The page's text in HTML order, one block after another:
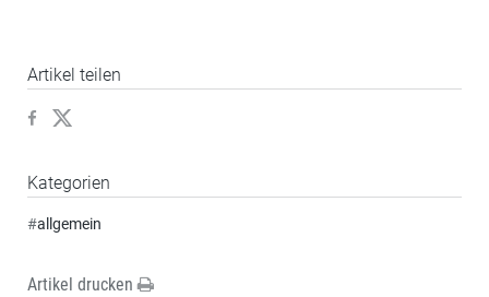
Artikel teilen
Kategorien
#allgemein
Artikel drucken